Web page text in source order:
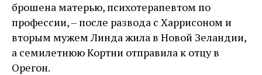
брошена матерью, психотерапевтом по
профессии, – после развода с Харрисоном и
вторым мужем Линда жила в Новой Зеландии,
а семилетнюю Кортни отправила к отцу в
Орегон.